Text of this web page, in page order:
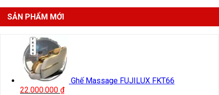
SẢN PHẨM MỚI
Ghế Massage FUJILUX FKT66
22.000.000 ₫